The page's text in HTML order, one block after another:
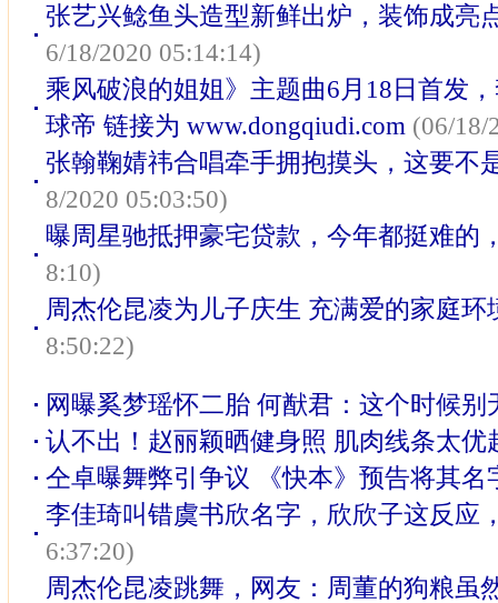
张艺兴鲶鱼头造型新鲜出炉，装饰成亮
6/18/2020 05:14:14)
乘风破浪的姐姐》主题曲6月18日首发
球帝 链接为 www.dongqiudi.com (06/18/
张翰鞠婧祎合唱牵手拥抱摸头，这要不
8/2020 05:03:50)
曝周星驰抵押豪宅贷款，今年都挺难的
8:10)
周杰伦昆凌为儿子庆生 充满爱的家庭环
8:50:22)
网曝奚梦瑶怀二胎 何猷君：这个时候别
认不出！赵丽颖晒健身照 肌肉线条太优
仝卓曝舞弊引争议 《快本》预告将其名
李佳琦叫错虞书欣名字，欣欣子这反应
6:37:20)
周杰伦昆凌跳舞，网友：周董的狗粮虽